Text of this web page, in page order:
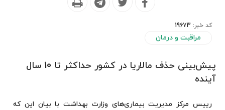
کد خبر: 19673
مراقبت و درمان
پیش‌بینی حذف مالاریا در كشور حداكثر تا 10 سال
آینده
رییس مركز مدیریت بیماری‌های وزارت بهداشت با بیان این كه